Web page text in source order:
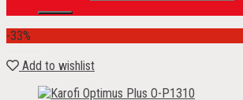
-33%
Add to wishlist